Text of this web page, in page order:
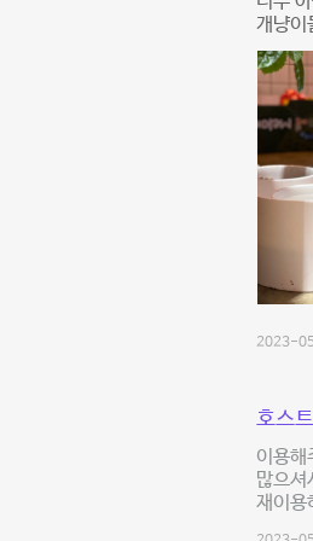
개냥이
2023-
호스
이용
많으
재이용